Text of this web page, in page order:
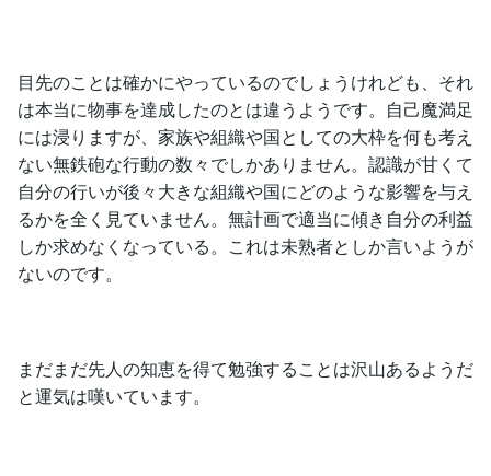
目先のことは確かにやっているのでしょうけれども、それ
は本当に物事を達成したのとは違うようです。自己魔満足
には浸りますが、家族や組織や国としての大枠を何も考え
ない無鉄砲な行動の数々でしかありません。認識が甘くて
自分の行いが後々大きな組織や国にどのような影響を与え
るかを全く見ていません。無計画で適当に傾き自分の利益
しか求めなくなっている。これは未熟者としか言いようが
ないのです。
まだまだ先人の知恵を得て勉強することは沢山あるようだ
と運気は嘆いています。